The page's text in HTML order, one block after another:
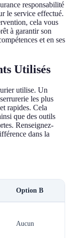
responsabilité
le service effectué.
cela vous
à garantir son
et en ses
Utilisés
utilise. Un
les plus
rapides. Cela
que des outils
Renseignez-
dans la
Option B
Aucun